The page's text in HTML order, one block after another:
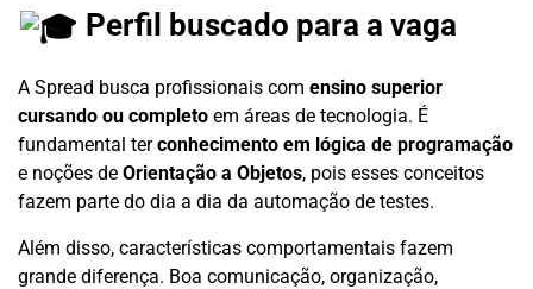
Perfil buscado para a vaga
A Spread busca profissionais com ensino superior
cursando ou completo em áreas de tecnologia. É
fundamental terconhecimento em lógica de programação
e noções de Orientação a Objetos, pois esses conceitos
fazem parte do dia a dia da automação de testes.
Além disso, características comportamentais fazem
grande diferença. Boa comunicação, organização,